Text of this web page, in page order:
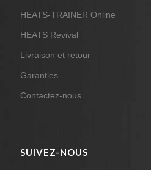
HEATS-TRAINER Online
HEATS Revival
Livraison et retour
Garanties
Contactez-nous
SUIVEZ-NOUS